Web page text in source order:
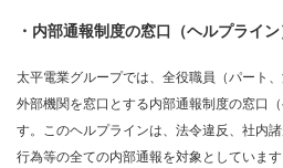
・内部通報制度の窓口（ヘルプライン
太平電業グループでは、全役職員（パート
外部機関を窓口とする内部通報制度の窓口
す。このヘルプラインは、法令違反、社内
行為等の全ての内部通報を対象としていま